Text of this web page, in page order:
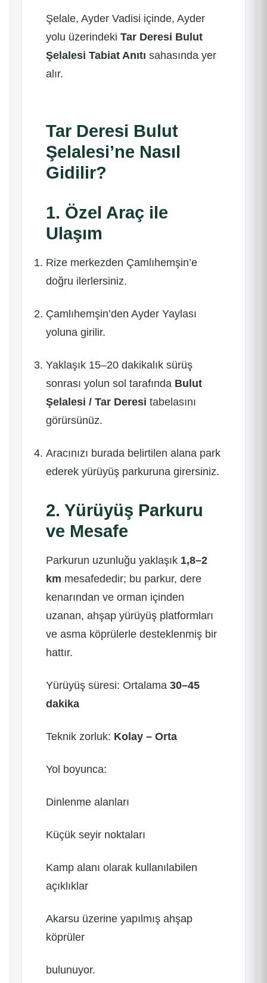
Şelale, Ayder Vadisi içinde, Ayder
yolu üzerindeki Tar Deresi Bulut
Şelalesi Tabiat Anıtı sahasında yer
alır.
Tar Deresi Bulut
Şelalesi’ne Nasıl
Gidilir?
1. Özel Araç ile
Ulaşım
Rize merkezden Çamlıhemşin’e
doğru ilerlersiniz.
Çamlıhemşin’den Ayder Yaylası
yoluna girilir.
Yaklaşık 15–20 dakikalık sürüş
sonrası yolun sol tarafında Bulut
Şelalesi / Tar Deresi tabelasını
görürsünüz.
Aracınızı burada belirtilen alana park
ederek yürüyüş parkuruna girersiniz.
2. Yürüyüş Parkuru
ve Mesafe
Parkurun uzunluğu yaklaşık 1,8–2
km mesafededir; bu parkur, dere
kenarından ve orman içinden
uzanan, ahşap yürüyüş platformları
ve asma köprülerle desteklenmiş bir
hattır.
Yürüyüş süresi: Ortalama 30–45
dakika
Teknik zorluk: Kolay – Orta
Yol boyunca:
Dinlenme alanları
Küçük seyir noktaları
Kamp alanı olarak kullanılabilen
açıklıklar
Akarsu üzerine yapılmış ahşap
köprüler
bulunuyor.